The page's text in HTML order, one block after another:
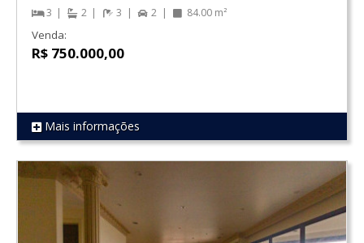
REF 1855
3 2 3 2 84.00 m²
Venda:
R$ 750.000,00
Mais informações